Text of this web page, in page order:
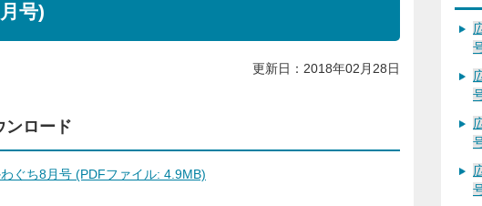
号)
更新日：2018年02月28日
ンロード
ぐち8月号 (PDFファイル: 4.9MB)